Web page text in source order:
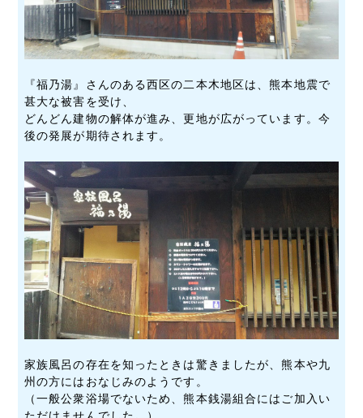
『福乃湯』さんのある西区の二本木地区は、熊本地震で
甚大な被害を受け、
どんどん建物の解体が進み、更地が広がっています。今
後の発展が期待されます。
家族風呂の存在を知ったときは驚きましたが、熊本や九
州の方にはおなじみのようです。
（一般公衆浴場でないため、熊本銭湯組合にはご加入い
ただけませんでした。）